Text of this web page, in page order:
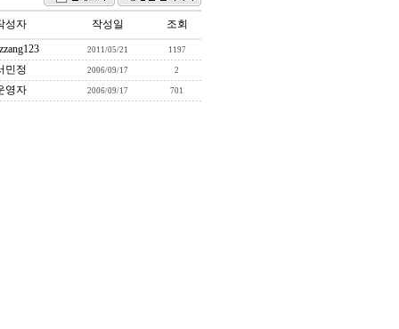
성자 작성일 조회
2011/05/21 1197
민정 2006/09/17 2
영자 2006/09/17 701